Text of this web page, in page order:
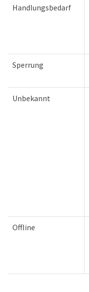
Handlungsbedarf
Sperrung
Unbekannt
Offline